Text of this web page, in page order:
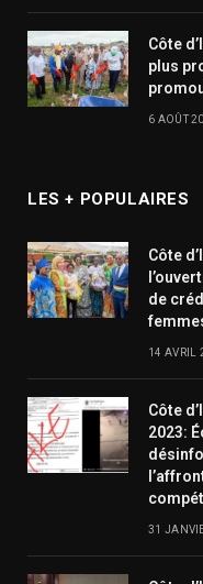
Côte
plus
6 AOÛT
LES + POPULAIRES
Côte
de
14 AVRIL
Côte
2023:
31